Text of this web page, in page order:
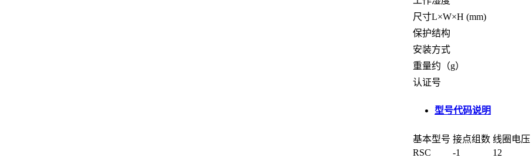
尺寸L×W×H (mm)
保护结构
安装方式
重量约（g）
认证号
型号代码说明
基本型号 接点组数 线圈电压
RSC
-1 12